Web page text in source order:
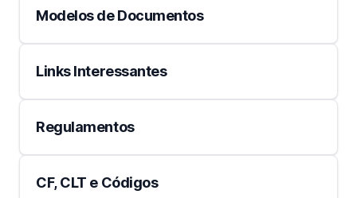
Modelos de Documentos
Links Interessantes
Regulamentos
CF, CLT e Códigos